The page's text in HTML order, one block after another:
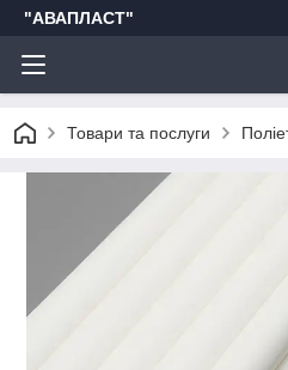
"АВАПЛАСТ"
Товари та послуги